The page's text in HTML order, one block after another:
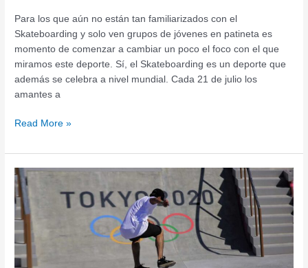
Para los que aún no están tan familiarizados con el
Skateboarding y solo ven grupos de jóvenes en patineta es
momento de comenzar a cambiar un poco el foco con el que
miramos este deporte. Sí, el Skateboarding es un deporte que
además se celebra a nivel mundial. Cada 21 de julio los
amantes a
Read More »
Are
the
Olympics
ready
for